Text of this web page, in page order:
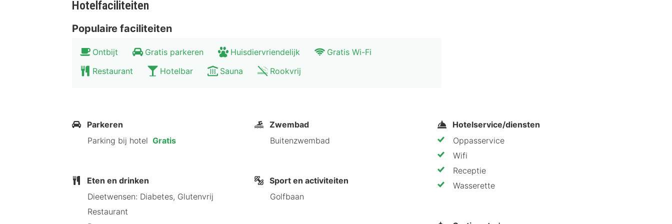
Tallhöjdens Värdshus ligt op ongeveer 1,5 uur rijden van Malmö en Göteborg. 2 uur van Kopenhagen en ongeveer 4 uur van de
Noorse grens.
Hotelfaciliteiten
Populaire faciliteiten
Ontbijt Gratis parkeren Huisdiervriendelijk
Gratis Wi-Fi
Restaurant
Hotelbar Sauna Rookvrij
Parkeren
Parking bij hotel Gratis
Eten en drinken
Dieetwensen: Diabetes, Glutenvrij
Restaurant
Zwembad
Buitenzwembad
Sport en activiteiten
Golfbaan
Hotelservice/diensten
Oppasservice
Wifi
Receptie
Wasserette